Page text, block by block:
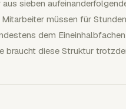
aus sieben
müssen für
dem
braucht diese Struktur